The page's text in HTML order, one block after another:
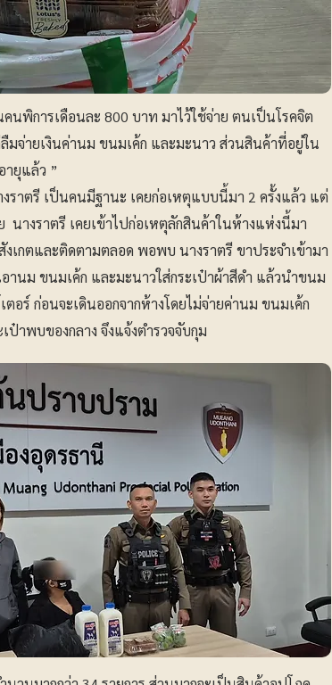
นพิการเดือนละ 800 บาท มาไว้ใช้จ่าย ตนเป็นโรคจิต
จ่ายเงินค่านม ขนมเค้ก และมะนาว ส่วนสินค้าที่อยู่ใน
ยุแล้ว ”
ราตรี เป็นคนมีฐานะ เคยก่อเหตุแบบนี้มา 2 ครั้งแล้ว แต่
นางราตรี เคยเข้าไปก่อเหตุลักสินค้าในห้างแห่งนี้มา
เกตและติดตามตลอด พอพบ นางราตรี ขาประจำเข้ามา
านม ขนมเค้ก และมะนาวใส่กระเป๋าผ้าสีดำ แล้วนำขนม
ตอร์ ก่อนจะเดินออกจากห้างโดยไม่จ่ายค่านม ขนมเค้ก
ป๋าพบของกลาง จึงแจ้งตำรวจจับกุม